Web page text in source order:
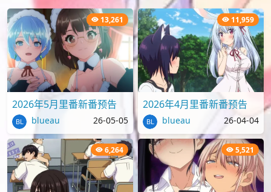
13,261
2026年5月里番新番预告
blueau 26-05-05
11,959
2026年4月里番新番预告
blueau 26-04-04
6,264 5,521